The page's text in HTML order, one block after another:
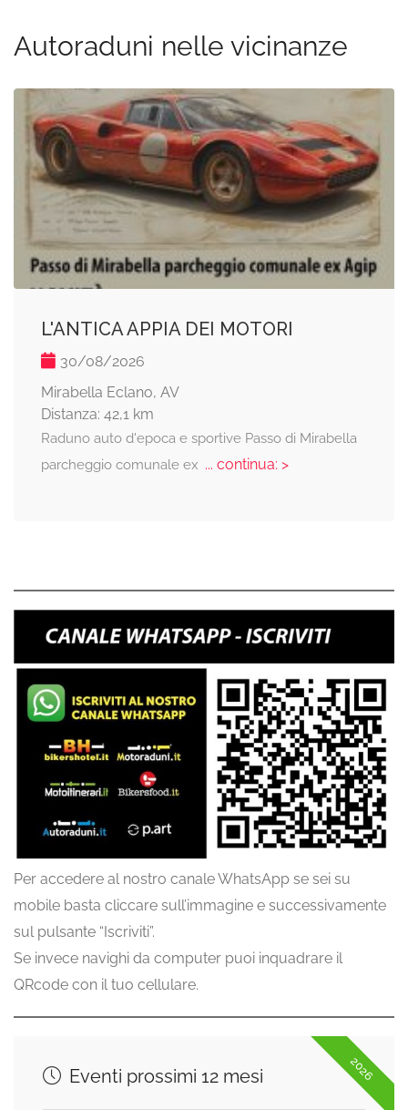
Autoraduni nelle vicinanze
L'ANTICA APPIA DEI MOTORI
30/08/2026
Mirabella Eclano, AV
Distanza: 42,1 km
Raduno auto d'epoca e sportive Passo di Mirabella
parcheggio comunale ex ... continua: >
Per accedere al nostro canale WhatsApp se sei su
mobile basta cliccare sull’immagine e successivamente
sul pulsante “Iscriviti”.
Se invece navighi da computer puoi inquadrare il
QRcode con il tuo cellulare.
2026
Eventi prossimi 12 mesi